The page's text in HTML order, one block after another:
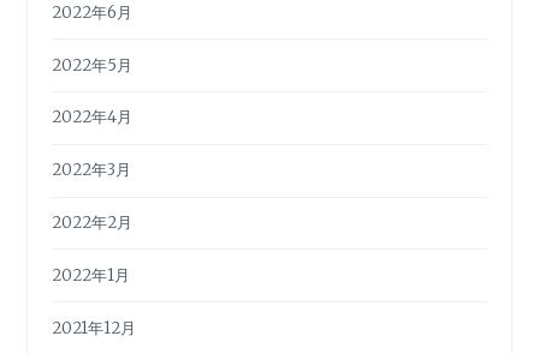
2022年6月
2022年5月
2022年4月
2022年3月
2022年2月
2022年1月
2021年12月